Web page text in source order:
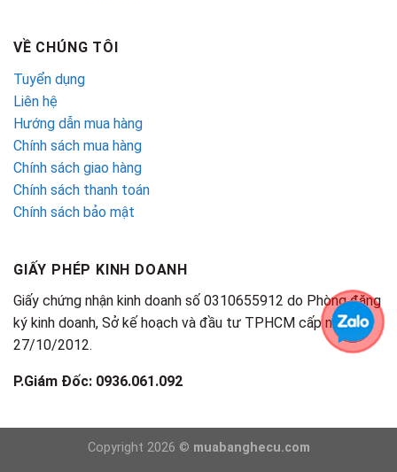
VỀ CHÚNG TÔI
Tuyển dụng
Liên hệ
Hướng dẫn mua hàng
Chính sách mua hàng
Chính sách giao hàng
Chính sách thanh toán
Chính sách bảo mật
GIẤY PHÉP KINH DOANH
Giấy chứng nhận kinh doanh số 0310655912 do Phòng đăng
ký kinh doanh, Sở kế hoạch và đầu tư TPHCM cấp ngày
27/10/2012.
P.Giám Đốc: 0936.061.092
Copyright 2026 © muabanghecu.com